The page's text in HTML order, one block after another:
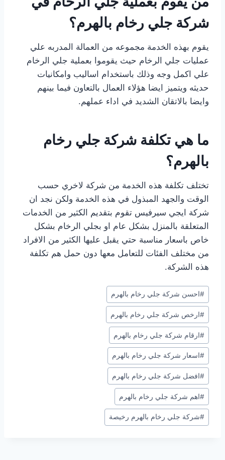
شركة جلي رخام بالهرم؟
يقوم بهذه الخدمة مجموعه من العمالة المدربه علي
عمليات جلي الرخام حيث يقوموا بعملية جلي الرخام
علي اكمل وجه وذلك باستخدام اساليب وامكانيات
حديثه ويتميز ايضا هؤلاء العمال بالتعاون فيما بينهم
وايضا بالاتقان الشديد في اداء عملهم.
ما هي تكلفة شركة جلي رخام
بالهرم؟
تختلف تكلفة هذه الخدمة من شركة لاخري حسب
الوقت والجهد المبذول في هذه الخدمة ولكن نجد ان
شركة ايجي سيرفيس تقوم بتقديم الكثير من الخدمات
المتعلقة بالمنزل بشكل عام او بجلي الرخام بشكل
خاص باسعار مناسبة حتي يقبل عليها الكثير من الافراد
من مختلف الفئات للتعامل معها دون حمل هم تكلفة
هذه الشركة.
وسوم
المقال:
#احسن شركة جلي رخام بالهرم
#ارخص شركة جلي رخام بالهرم
#ارقام شركة جلي رخام بالهرم
#اسعار شركة جلي رخام بالهرم
#افضل شركة جلي رخام بالهرم
#اهم شركة جلي رخام بالهرم
#شركة جلي رخام بالهرم رخيصة